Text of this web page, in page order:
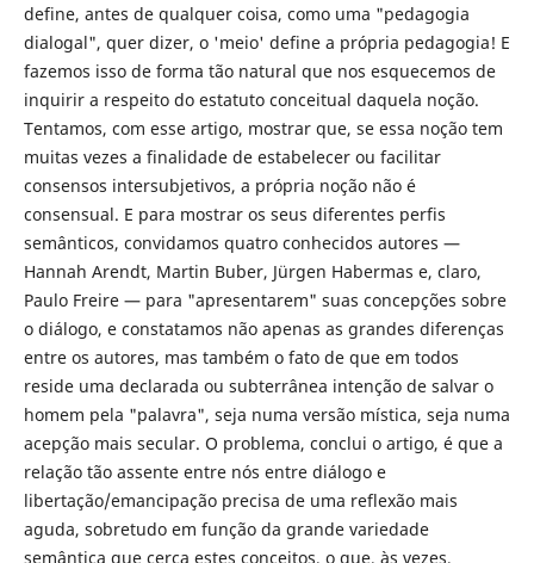
define, antes de qualquer coisa, como uma "pedagogia
dialogal", quer dizer, o 'meio' define a própria pedagogia! E
fazemos isso de forma tão natural que nos esquecemos de
inquirir a respeito do estatuto conceitual daquela noção.
Tentamos, com esse artigo, mostrar que, se essa noção tem
muitas vezes a finalidade de estabelecer ou facilitar
consensos intersubjetivos, a própria noção não é
consensual. E para mostrar os seus diferentes perfis
semânticos, convidamos quatro conhecidos autores —
Hannah Arendt, Martin Buber, Jürgen Habermas e, claro,
Paulo Freire — para "apresentarem" suas concepções sobre
o diálogo, e constatamos não apenas as grandes diferenças
entre os autores, mas também o fato de que em todos
reside uma declarada ou subterrânea intenção de salvar o
homem pela "palavra", seja numa versão mística, seja numa
acepção mais secular. O problema, conclui o artigo, é que a
relação tão assente entre nós entre diálogo e
libertação/emancipação precisa de uma reflexão mais
aguda, sobretudo em função da grande variedade
semântica que cerca estes conceitos, o que, às vezes,